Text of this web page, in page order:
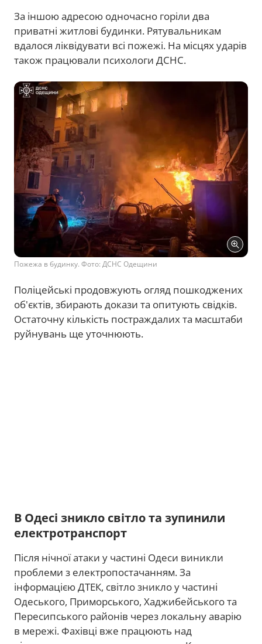
За іншою адресою одночасно горіли два
приватні житлові будинки. Рятувальникам
вдалося ліквідувати всі пожежі. На місцях ударів
також працювали психологи ДСНС.
Пожежа в будинку. Фото: ДСНС Одещини
Поліцейські продовжують огляд пошкоджених
об'єктів, збирають докази та опитують свідків.
Остаточну кількість постраждалих та масштаби
руйнувань ще уточнюють.
В Одесі зникло світло та зупинили
електротранспорт
Після нічної атаки у частині Одеси виникли
проблеми з електропостачанням. За
інформацією ДТЕК, світло зникло у частині
Одеського, Приморського, Хаджибейського та
Пересипського районів через локальну аварію
в мережі. Фахівці вже працюють над